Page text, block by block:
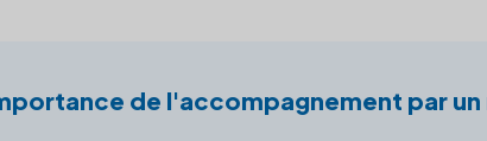
de l'accompagnement par un